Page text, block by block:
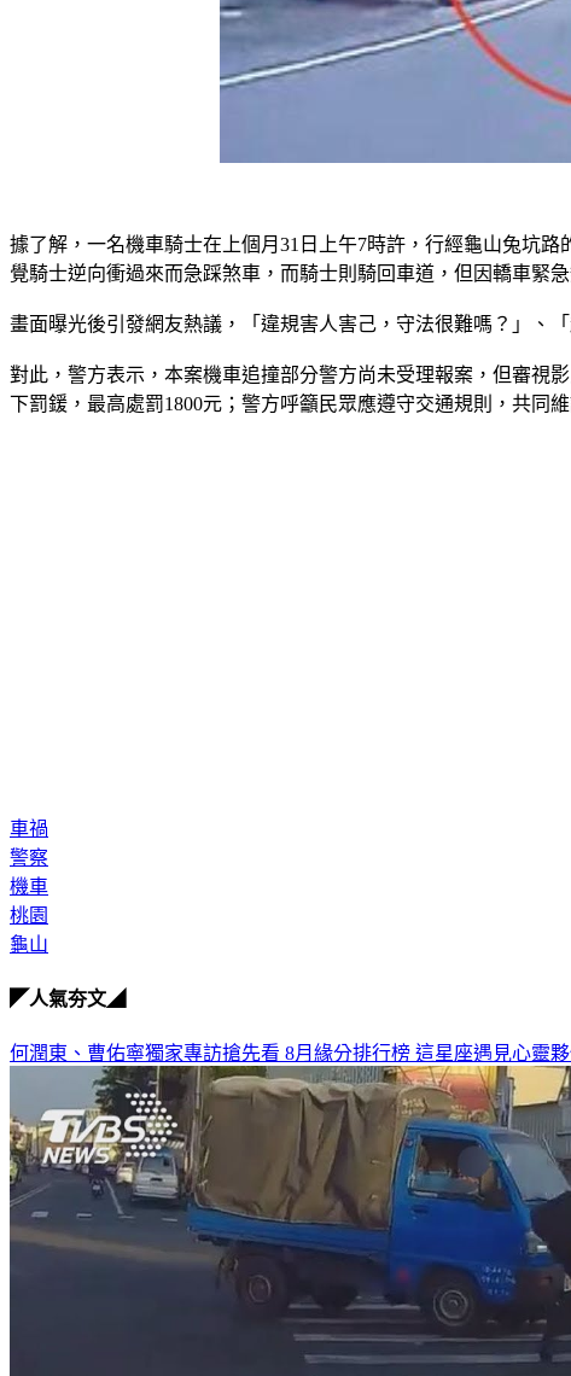
據了解，一名機車騎士在上個月31日上午7時許，行經龜山兔坑
覺騎士逆向衝過來而急踩煞車，而騎士則騎回車道，但因轎車緊
畫面曝光後引發網友熱議，「違規害人害己，守法很難嗎？」、
對此，警方表示，本案機車追撞部分警方尚未受理報案，但審視
下罰鍰，最高處罰1800元；警方呼籲民眾應遵守交通規則，共同
車禍
警察
機車
桃園
龜山
◤人氣夯文◢
何潤東、曹佑寧獨家專訪搶先看 8月緣分排行榜 這星座遇見心靈